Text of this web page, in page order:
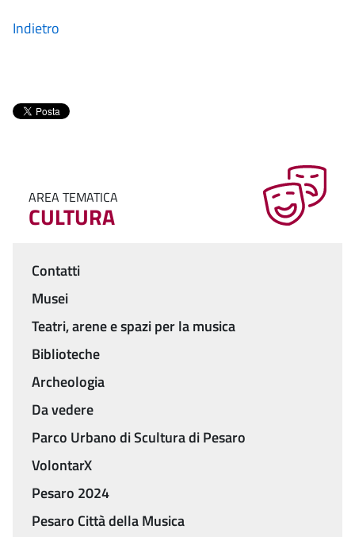
Indietro
AREA TEMATICA
CULTURA
Menu
Contatti
Musei
Teatri, arene e spazi per la musica
Biblioteche
Archeologia
Da vedere
Parco Urbano di Scultura di Pesaro
VolontarX
Pesaro 2024
Pesaro Città della Musica